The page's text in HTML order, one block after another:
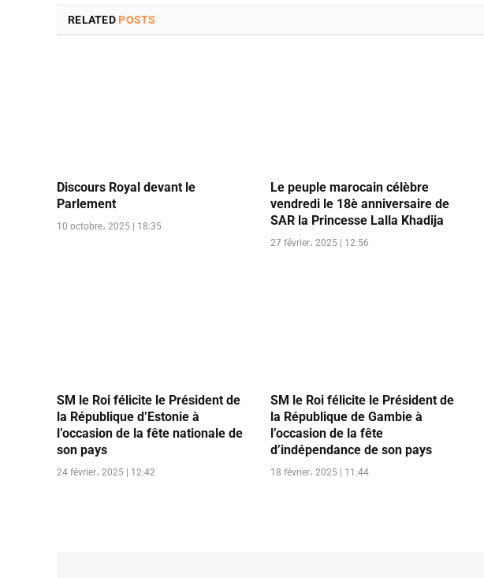
RELATED POSTS
Discours Royal devant le
Parlement
10 octobre، 2025 | 18:35
Le peuple marocain célèbre
vendredi le 18è anniversaire de
SAR la Princesse Lalla Khadija
27 février، 2025 | 12:56
SM le Roi félicite le Président de
la République d’Estonie à
l’occasion de la fête nationale de
son pays
24 février، 2025 | 12:42
SM le Roi félicite le Président de
la République de Gambie à
l’occasion de la fête
d’indépendance de son pays
18 février، 2025 | 11:44